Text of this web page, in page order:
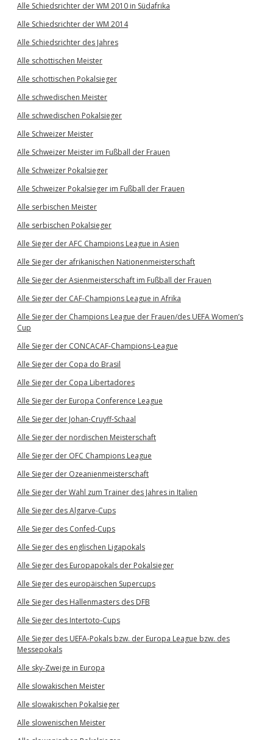
Alle Schiedsrichter der WM 2010 in Südafrika
Alle Schiedsrichter der WM 2014
Alle Schiedsrichter des Jahres
Alle schottischen Meister
Alle schottischen Pokalsieger
Alle schwedischen Meister
Alle schwedischen Pokalsieger
Alle Schweizer Meister
Alle Schweizer Meister im Fußball der Frauen
Alle Schweizer Pokalsieger
Alle Schweizer Pokalsieger im Fußball der Frauen
Alle serbischen Meister
Alle serbischen Pokalsieger
Alle Sieger der AFC Champions League in Asien
Alle Sieger der afrikanischen Nationenmeisterschaft
Alle Sieger der Asienmeisterschaft im Fußball der Frauen
Alle Sieger der CAF-Champions League in Afrika
Alle Sieger der Champions League der Frauen/des UEFA Women’s
Cup
Alle Sieger der CONCACAF-Champions-League
Alle Sieger der Copa do Brasil
Alle Sieger der Copa Libertadores
Alle Sieger der Europa Conference League
Alle Sieger der Johan-Cruyff-Schaal
Alle Sieger der nordischen Meisterschaft
Alle Sieger der OFC Champions League
Alle Sieger der Ozeanienmeisterschaft
Alle Sieger der Wahl zum Trainer des Jahres in Italien
Alle Sieger des Algarve-Cups
Alle Sieger des Confed-Cups
Alle Sieger des englischen Ligapokals
Alle Sieger des Europapokals der Pokalsieger
Alle Sieger des europäischen Supercups
Alle Sieger des Hallenmasters des DFB
Alle Sieger des Intertoto-Cups
Alle Sieger des UEFA-Pokals bzw. der Europa League bzw. des
Messepokals
Alle sky-Zweige in Europa
Alle slowakischen Meister
Alle slowakischen Pokalsieger
Alle slowenischen Meister